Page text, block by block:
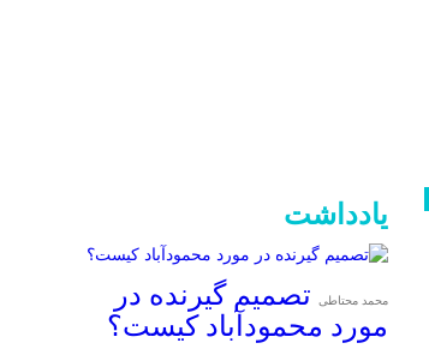
یادداشت
محمد محتاطی
تصمیم گیرنده در
مورد محمودآباد کیست؟